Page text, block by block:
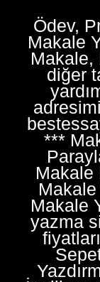
Ödev,
Makale
Makale,
diğer
***
Makale
Makale
yazma